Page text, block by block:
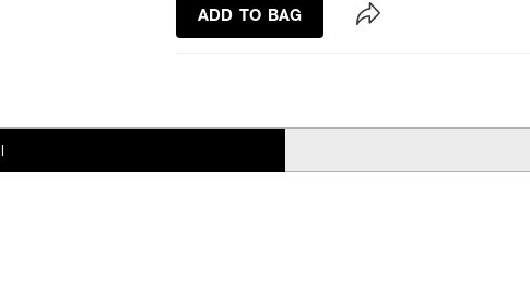
ADD TO BAG